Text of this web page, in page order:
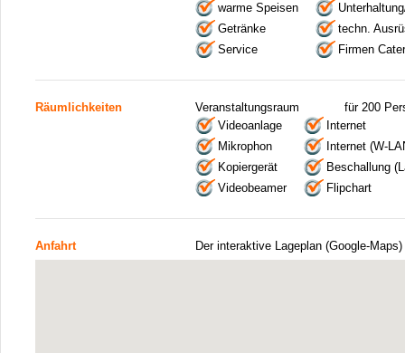
warme Speisen
Getränke
techn.
Service
Firmen
Räumlichkeiten Veranstaltungsraum
für 200
Videoanlage
Internet
Mikrophon
Internet (W-
Kopiergerät
Beschallung
Videobeamer
Flipchart
Anfahrt Der interaktive Lageplan (Google-